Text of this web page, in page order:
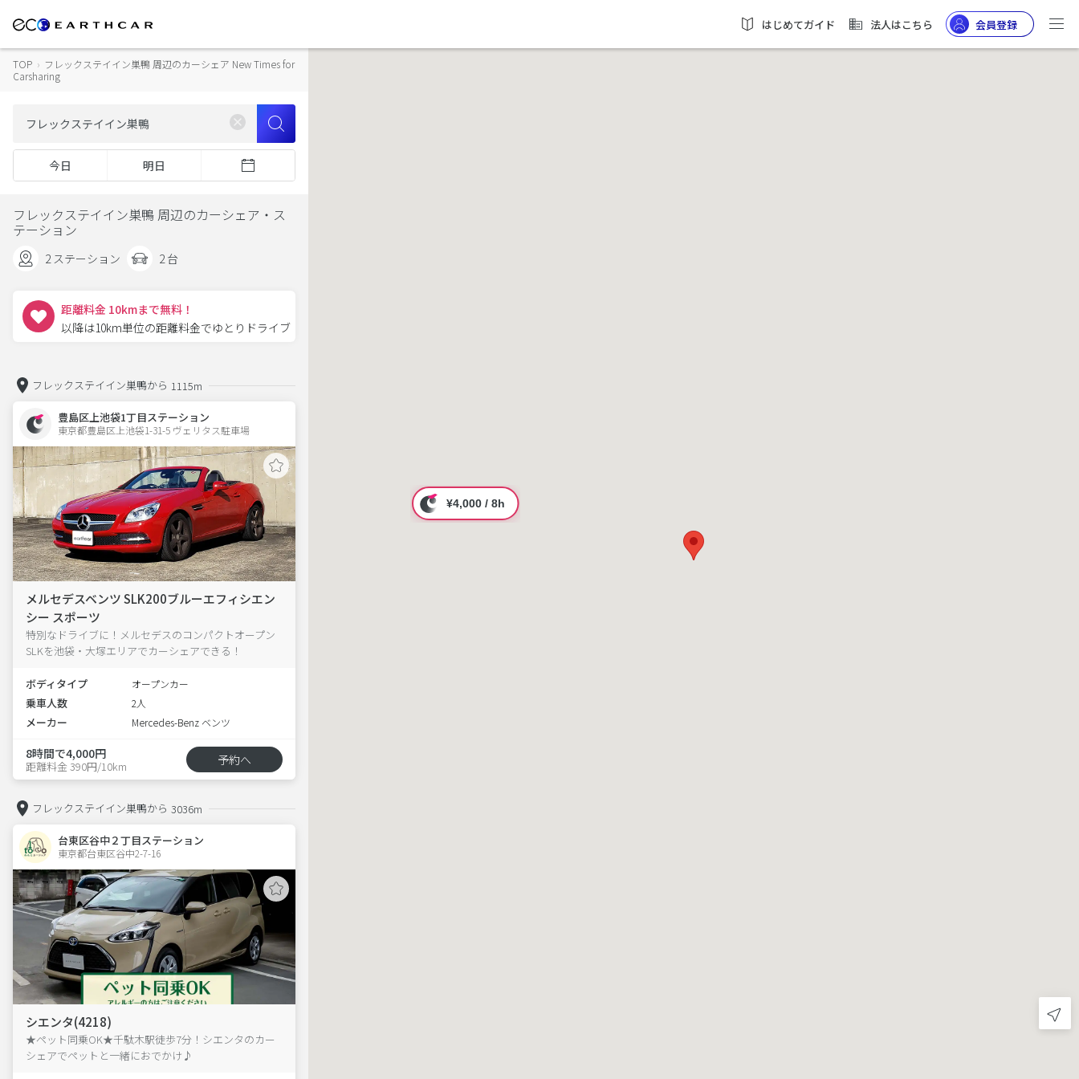
はじめてガイド 法人はこちら 会員登録
TOP › フレックステイイン巣鴨 周辺のカーシェア New Times for
Carsharing
今日 明日
フレックステイイン巣鴨 周辺のカーシェア・ス
テーション
2 ステーション 2 台
距離料金 10kmまで無料！
以降は10km単位の距離料金でゆとりドライブ
フレックステイイン巣鴨から 1115m
豊島区上池袋1丁目ステーション
東京都豊島区上池袋1-31-5 ヴェリタス駐車場
メルセデスベンツ SLK200ブルーエフィシエン
シー スポーツ
特別なドライブに！メルセデスのコンパクトオープン
SLKを池袋・大塚エリアでカーシェアできる！
ボディタイプ オープンカー
乗車人数 2人
メーカー Mercedes-Benz ベンツ
8時間で4,000円
距離料金 390円/10km 予約へ
フレックステイイン巣鴨から 3036m
台東区谷中２丁目ステーション
東京都台東区谷中2-7-16
シエンタ(4218)
★ペット同乗OK★千駄木駅徒歩7分！シエンタのカー
シェアでペットと一緒におでかけ♪